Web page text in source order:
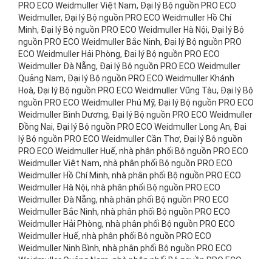
PRO ECO Weidmuller Việt Nam, Đại lý Bộ nguồn PRO ECO
Weidmuller, Đại lý Bộ nguồn PRO ECO Weidmuller Hồ Chí
Minh, Đại lý Bộ nguồn PRO ECO Weidmuller Hà Nội, Đại lý Bộ
nguồn PRO ECO Weidmuller Bắc Ninh, Đại lý Bộ nguồn PRO
ECO Weidmuller Hải Phòng, Đại lý Bộ nguồn PRO ECO
Weidmuller Đà Nẵng, Đại lý Bộ nguồn PRO ECO Weidmuller
Quảng Nam, Đại lý Bộ nguồn PRO ECO Weidmuller Khánh
Hoà, Đại lý Bộ nguồn PRO ECO Weidmuller Vũng Tàu, Đại lý Bộ
nguồn PRO ECO Weidmuller Phú Mỹ, Đại lý Bộ nguồn PRO ECO
Weidmuller Bình Dương, Đại lý Bộ nguồn PRO ECO Weidmuller
Đồng Nai, Đại lý Bộ nguồn PRO ECO Weidmuller Long An, Đại
lý Bộ nguồn PRO ECO Weidmuller Cần Thơ, Đại lý Bộ nguồn
PRO ECO Weidmuller Huế, nhà phân phối Bộ nguồn PRO ECO
Weidmuller Việt Nam, nhà phân phối Bộ nguồn PRO ECO
Weidmuller Hồ Chí Minh, nhà phân phối Bộ nguồn PRO ECO
Weidmuller Hà Nội, nhà phân phối Bộ nguồn PRO ECO
Weidmuller Đà Nẵng, nhà phân phối Bộ nguồn PRO ECO
Weidmuller Bắc Ninh, nhà phân phối Bộ nguồn PRO ECO
Weidmuller Hải Phòng, nhà phân phối Bộ nguồn PRO ECO
Weidmuller Huế, nhà phân phối Bộ nguồn PRO ECO
Weidmuller Ninh Bình, nhà phân phối Bộ nguồn PRO ECO